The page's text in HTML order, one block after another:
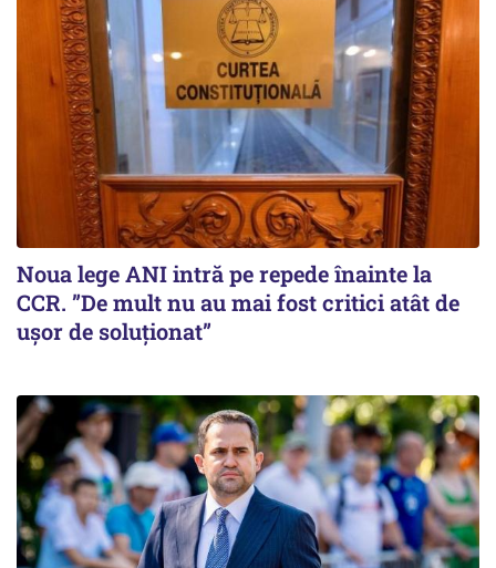
Noua lege ANI intră pe repede înainte la
CCR. ”De mult nu au mai fost critici atât de
ușor de soluționat”